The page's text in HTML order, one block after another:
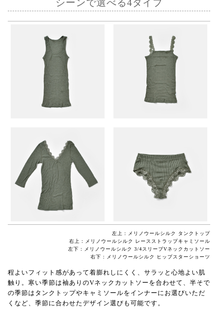
シーンで選べる4タイプ
左上：メリノウールシルク タンクトップ
右上：メリノウールシルク レースストラップキャミソール
左下：メリノウールシルク 3/4スリーブVネックカットソー
右下：メリノウールシルク ヒップスターショーツ
程よいフィット感があって着膨れしにくく、サラッと心地よい肌
触り。寒い季節は袖ありのVネックカットソーを合わせて、半そで
の季節はタンクトップやキャミソールをインナーにお選びいただ
くなど、季節に合わせたデザイン選びも可能です。